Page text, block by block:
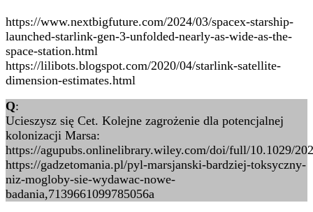
https://www.nextbigfuture.com/2024/03/spacex-starship-
launched-starlink-gen-3-unfolded-nearly-as-wide-as-the-
space-station.html
https://lilibots.blogspot.com/2020/04/starlink-satellite-
dimension-estimates.html
Q:
Ucieszysz się Cet. Kolejne zagrożenie dla potencjalnej
kolonizacji Marsa:
https://agupubs.onlinelibrary.wiley.com/doi/full/10.1029/
https://gadzetomania.pl/pyl-marsjanski-bardziej-toksyczny-
niz-mogloby-sie-wydawac-nowe-
badania,7139661099785056a